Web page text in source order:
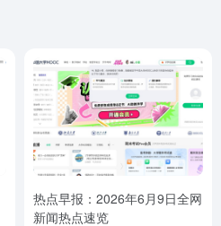
热点早报：2026年6月9日全网
新闻热点速览